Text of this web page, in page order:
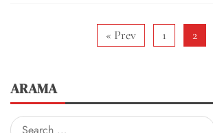
« Prev 1 2
ARAMA
Search